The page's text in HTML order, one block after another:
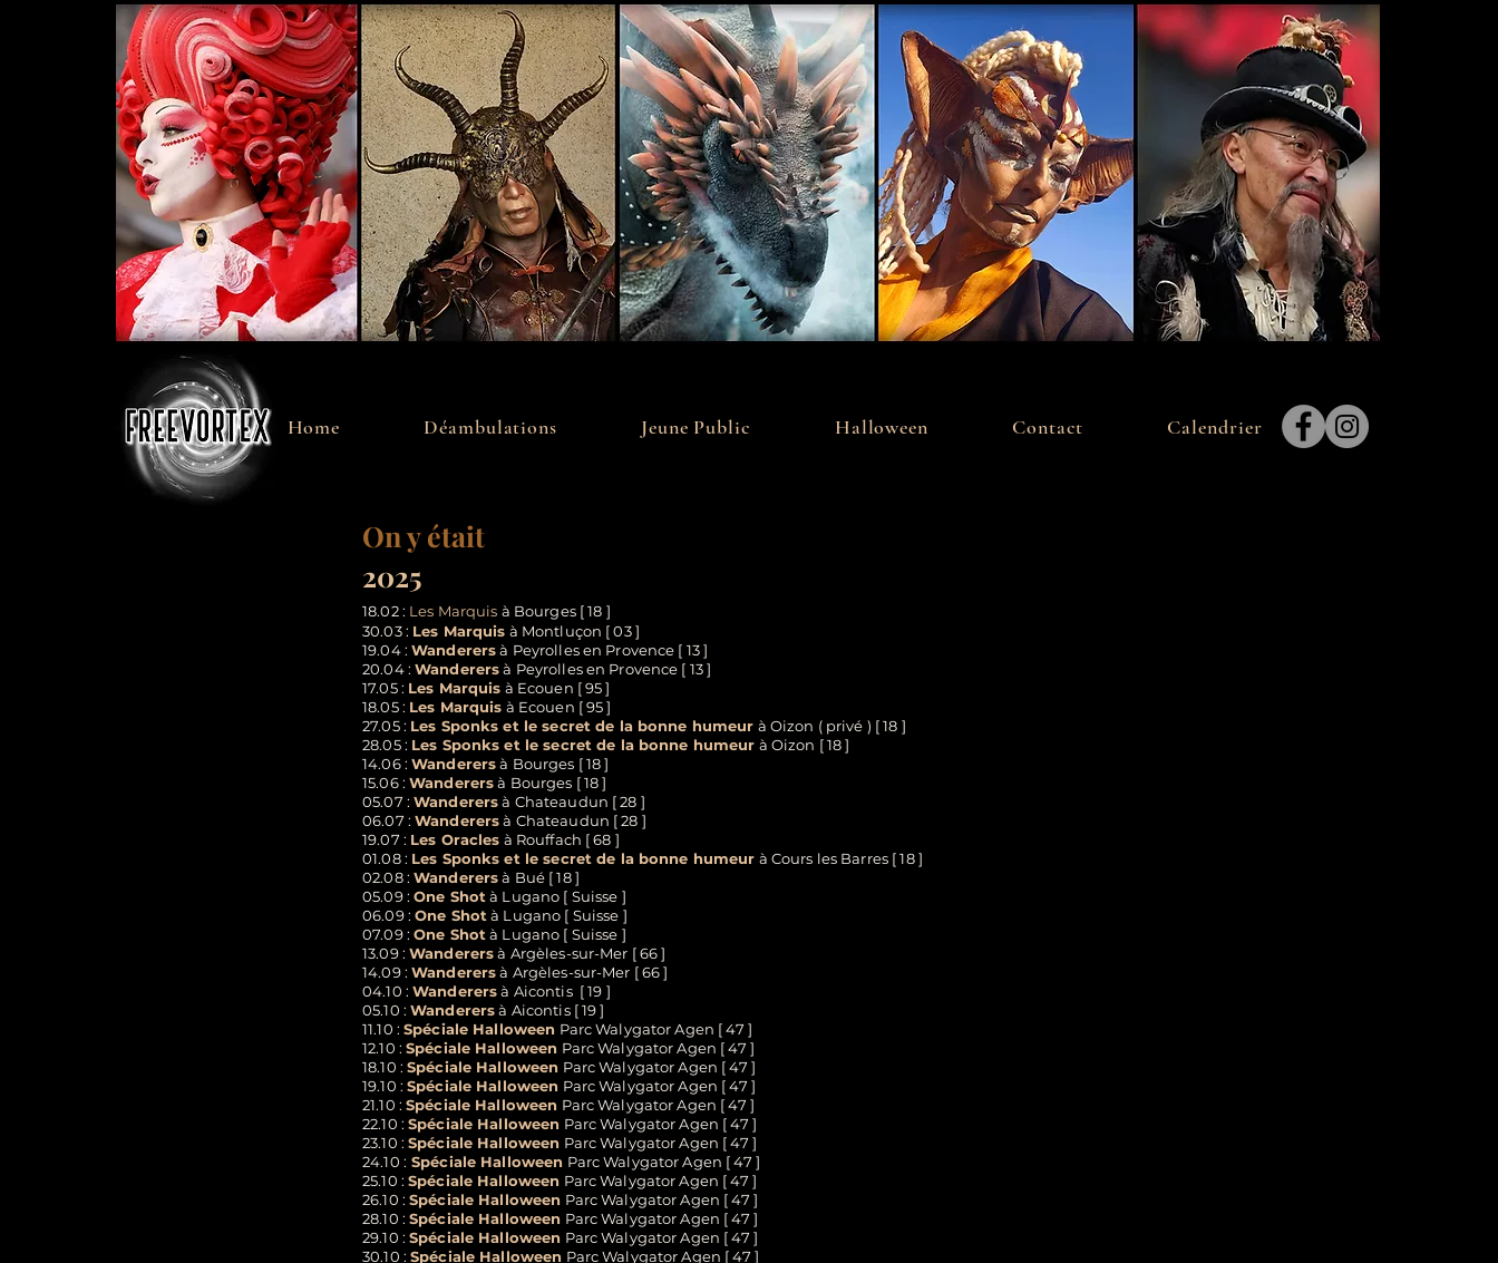
Home Déambulations Jeune Public Halloween Contact Calendrier
On y était
2025
18.02 : Les Marquis à Bourges [ 18 ]
30.03 : Les Marquis à Montluçon [ 03 ]
19.04 :Wanderersà Peyrolles en Provence [ 13 ]
20.04 :Wanderersà Peyrolles en Provence [ 13 ]
17.05 : Les Marquis à Ecouen [ 95 ]
18.05 : Les Marquis à Ecouen [ 95 ]
27.05 : Les Sponks et le secret de la bonne humeur à Oizon ( privé ) [ 18 ]
28.05 : Les Sponks et le secret de la bonne humeur à Oizon [ 18 ]
14.06 :Wanderersà Bourges [ 18 ]
15.06 :Wanderersà Bourges [ 18 ]
05.07 :Wanderersà Chateaudun [ 28 ]
06.07 :Wanderersà Chateaudun [ 28 ]
19.07 : Les Oracles à Rouffach [ 68 ]
01.08 : Les Sponks et le secret de la bonne humeur à Cours les Barres [ 18 ]
02.08 :Wanderersà Bué [ 18 ]
05.09 :One Shot à Lugano [ Suisse ]
06.09 : One Shot à Lugano [ Suisse ]
07.09 :One Shot à Lugano [ Suisse ]
13.09 :Wanderers à Argèles-sur-Mer [ 66 ]
14.09 :Wanderersà Argèles-sur-Mer [ 66 ]
04.10 :Wanderersà Aicontis [ 19 ]
05.10 :Wanderersà Aicontis [ 19 ]
11.10 :Spéciale Halloween Parc Walygator Agen [ 47 ]
12.10 :Spéciale Halloween Parc Walygator Agen [ 47 ]
18.10 :Spéciale Halloween Parc Walygator Agen [ 47 ]
19.10 :Spéciale Halloween Parc Walygator Agen [ 47 ]
21.10 :Spéciale Halloween Parc Walygator Agen [ 47 ]
22.10 :Spéciale Halloween Parc Walygator Agen [ 47 ]
23.10 :Spéciale Halloween Parc Walygator Agen [ 47 ]
24.10 : Spéciale Halloween Parc Walygator Agen [ 47 ]
25.10 :Spéciale Halloween Parc Walygator Agen [ 47 ]
26.10 :Spéciale Halloween Parc Walygator Agen [ 47 ]
28.10 :Spéciale Halloween Parc Walygator Agen [ 47 ]
29.10 :Spéciale Halloween Parc Walygator Agen [ 47 ]
30.10 :Spéciale Halloween Parc Walygator Agen [ 47 ]